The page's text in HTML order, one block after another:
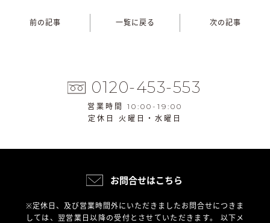
前の記事 一覧に戻る 次の記事
0120-453-553
営業時間 10:00-19:00
定休日 火曜日・水曜日
お問合せはこちら
※定休日、及び営業時間外にいただきましたお問合せにつきま
しては、翌営業日以降の受付とさせていただきます。 以下メ